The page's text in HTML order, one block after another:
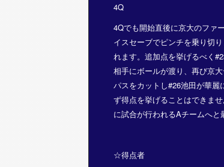
4Q
4Qでも開始直後に京大のファ
イスセーブでピンチを乗り切
れます。追加点を挙げるべく
相手にボールが渡り、再び京
パスをカットし#26池田が華
ず得点を挙げることはできま
に試合が行われるAチームへと
☆得点者